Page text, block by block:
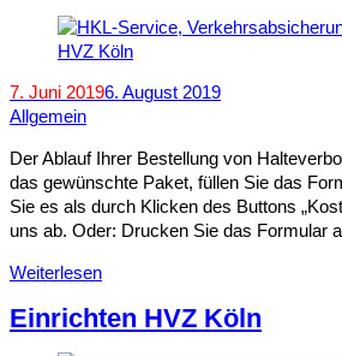
7. Juni 20196. August 2019
Allgemein
Der Ablauf Ihrer Bestellung von
das gewünschte Paket, füllen Sie das
Sie es als durch Klicken des Buttons
uns ab. Oder: Drucken Sie das Formular
Weiterlesen
Einrichten HVZ Köln